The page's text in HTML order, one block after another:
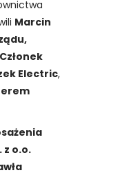
Marcin
Electric,
z o.o.